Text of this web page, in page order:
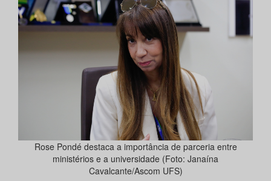
Rose Pondé destaca a importância de parceria entre
ministérios e a universidade (Foto: Janaína
Cavalcante/Ascom UFS)